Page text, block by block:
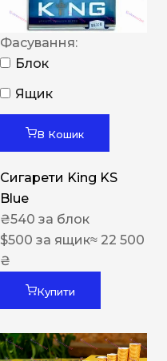
Фасування:
Блок
Ящик
В Кошик
Сигарети King KS
Blue
₴540 за блок
$500 за ящик≈ 22 500
₴
Купити